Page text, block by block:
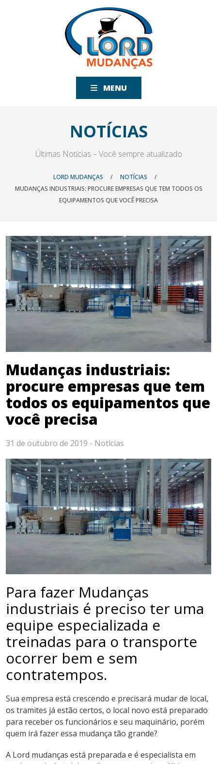
MENU
NOTÍCIAS
Últimas Notícias – Você sempre atualizado
LORD MUDANÇAS / NOTÍCIAS
/
MUDANÇAS INDUSTRIAIS: PROCURE EMPRESAS QUE TEM TODOS OS
EQUIPAMENTOS QUE VOCÊ PRECISA
Mudanças industriais:
procure empresas que tem
todos os equipamentos que
você precisa
31 de outubro de 2019 - Notícias
Para fazer Mudanças
industriais é preciso ter uma
equipe especializada e
treinadas para o transporte
ocorrer bem e sem
contratempos.
Sua empresa está crescendo e precisará mudar de local,
os tramites já estão certos, o local novo está preparado
para receber os funcionários e seu maquinário, porém
quem irá fazer essa mudança tão grande?
A Lord mudanças está preparada e é especialista em